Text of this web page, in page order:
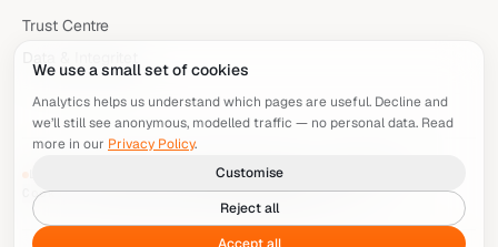
Trust Centre
LIVE · TAR EMOT NYA BRIEFSLONDON · KÖPENHAMN
Cookie-inställningar© 2026 HORAIZON LTD
We use a small set of cookies
Analytics helps us understand which pages are useful. Decline and
we’ll still see anonymous, modelled traffic — no personal data. Read
more in our Privacy Policy.
Customise
Reject all